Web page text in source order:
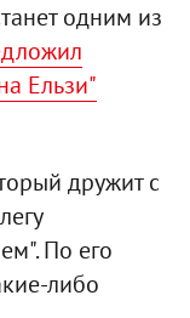
одним из
Ельзи"
дружит с
По его
либо